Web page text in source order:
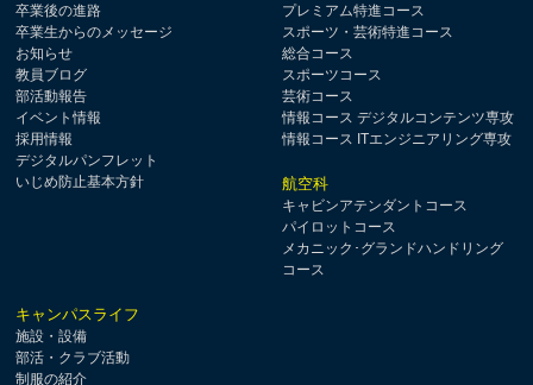
卒業後の進路
卒業生からのメッセージ
お知らせ
教員ブログ
部活動報告
イベント情報
採用情報
デジタルパンフレット
いじめ防止基本方針
プレミアム特進コース
スポーツ・芸術特進コース
総合コース
スポーツコース
芸術コース
情報コース デジタルコンテンツ専攻
情報コース ITエンジニアリング専攻
航空科
キャビンアテンダントコース
パイロットコース
メカニック･グランドハンドリング
コース
キャンパスライフ
施設・設備
部活・クラブ活動
制服の紹介